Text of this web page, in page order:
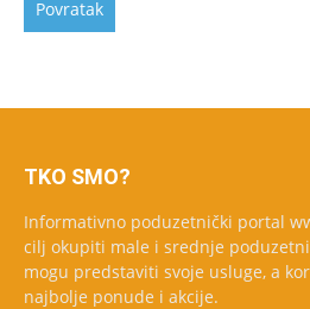
TKO SMO?
Informativno poduzetnički portal
cilj okupiti male i srednje
mogu predstaviti svoje usluge, a
najbolje ponude i akcije.